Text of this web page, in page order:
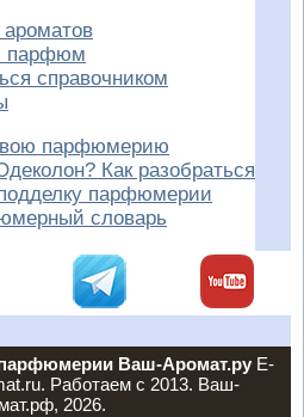
ароматов
парфюм
справочником
парфюмерию
Как разобраться
парфюмерии
словарь
Ваш-Аромат.руE-
Работаем с 2013. Ваш-
2026.